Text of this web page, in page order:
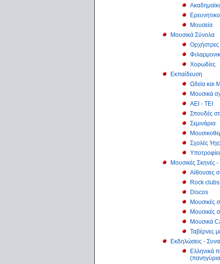
Μουσεία
Μουσικά Σύνολα
Ορχήστρες
Χορωδίες
Εκπαίδευση
Ωδεία και
Μουσικά
ΑΕΙ - ΤΕΙ
Σπουδές
Σεμινάρια
Σχολές
Μουσικές Σκηνές
Αίθουσες
Rock clubs
Discos
Μουσικές
Μουσικές
Μουσικά
Ταβέρνες
Εκδηλώσεις -
Ελληνικά
(πανηγύρια